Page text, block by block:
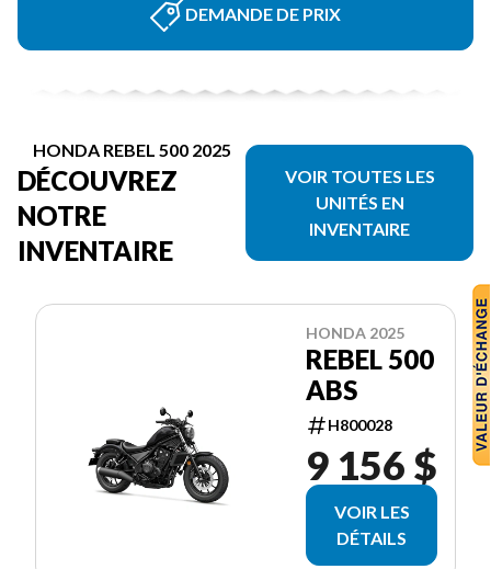
DEMANDE DE PRIX
HONDA REBEL 500 2025
DÉCOUVREZ
NOTRE
INVENTAIRE
VOIR TOUTES LES
UNITÉS EN
INVENTAIRE
HONDA 2025
REBEL 500
ABS
H800028
9 156 $
VOIR LES
DÉTAILS